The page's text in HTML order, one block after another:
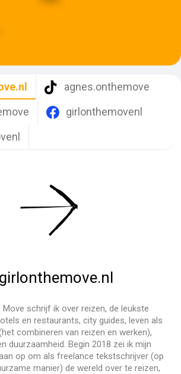
agnes.onthemove
girlonthemovenl
girlonthemove.nl
Move schrijf ik over reizen, de leukste
en restaurants, city guides, leven als
combineren van reizen en werken),
duurzaamheid. Begin 2018 zei ik mijn
op om als freelance tekstschrijver (op
manier) de wereld over te reizen,